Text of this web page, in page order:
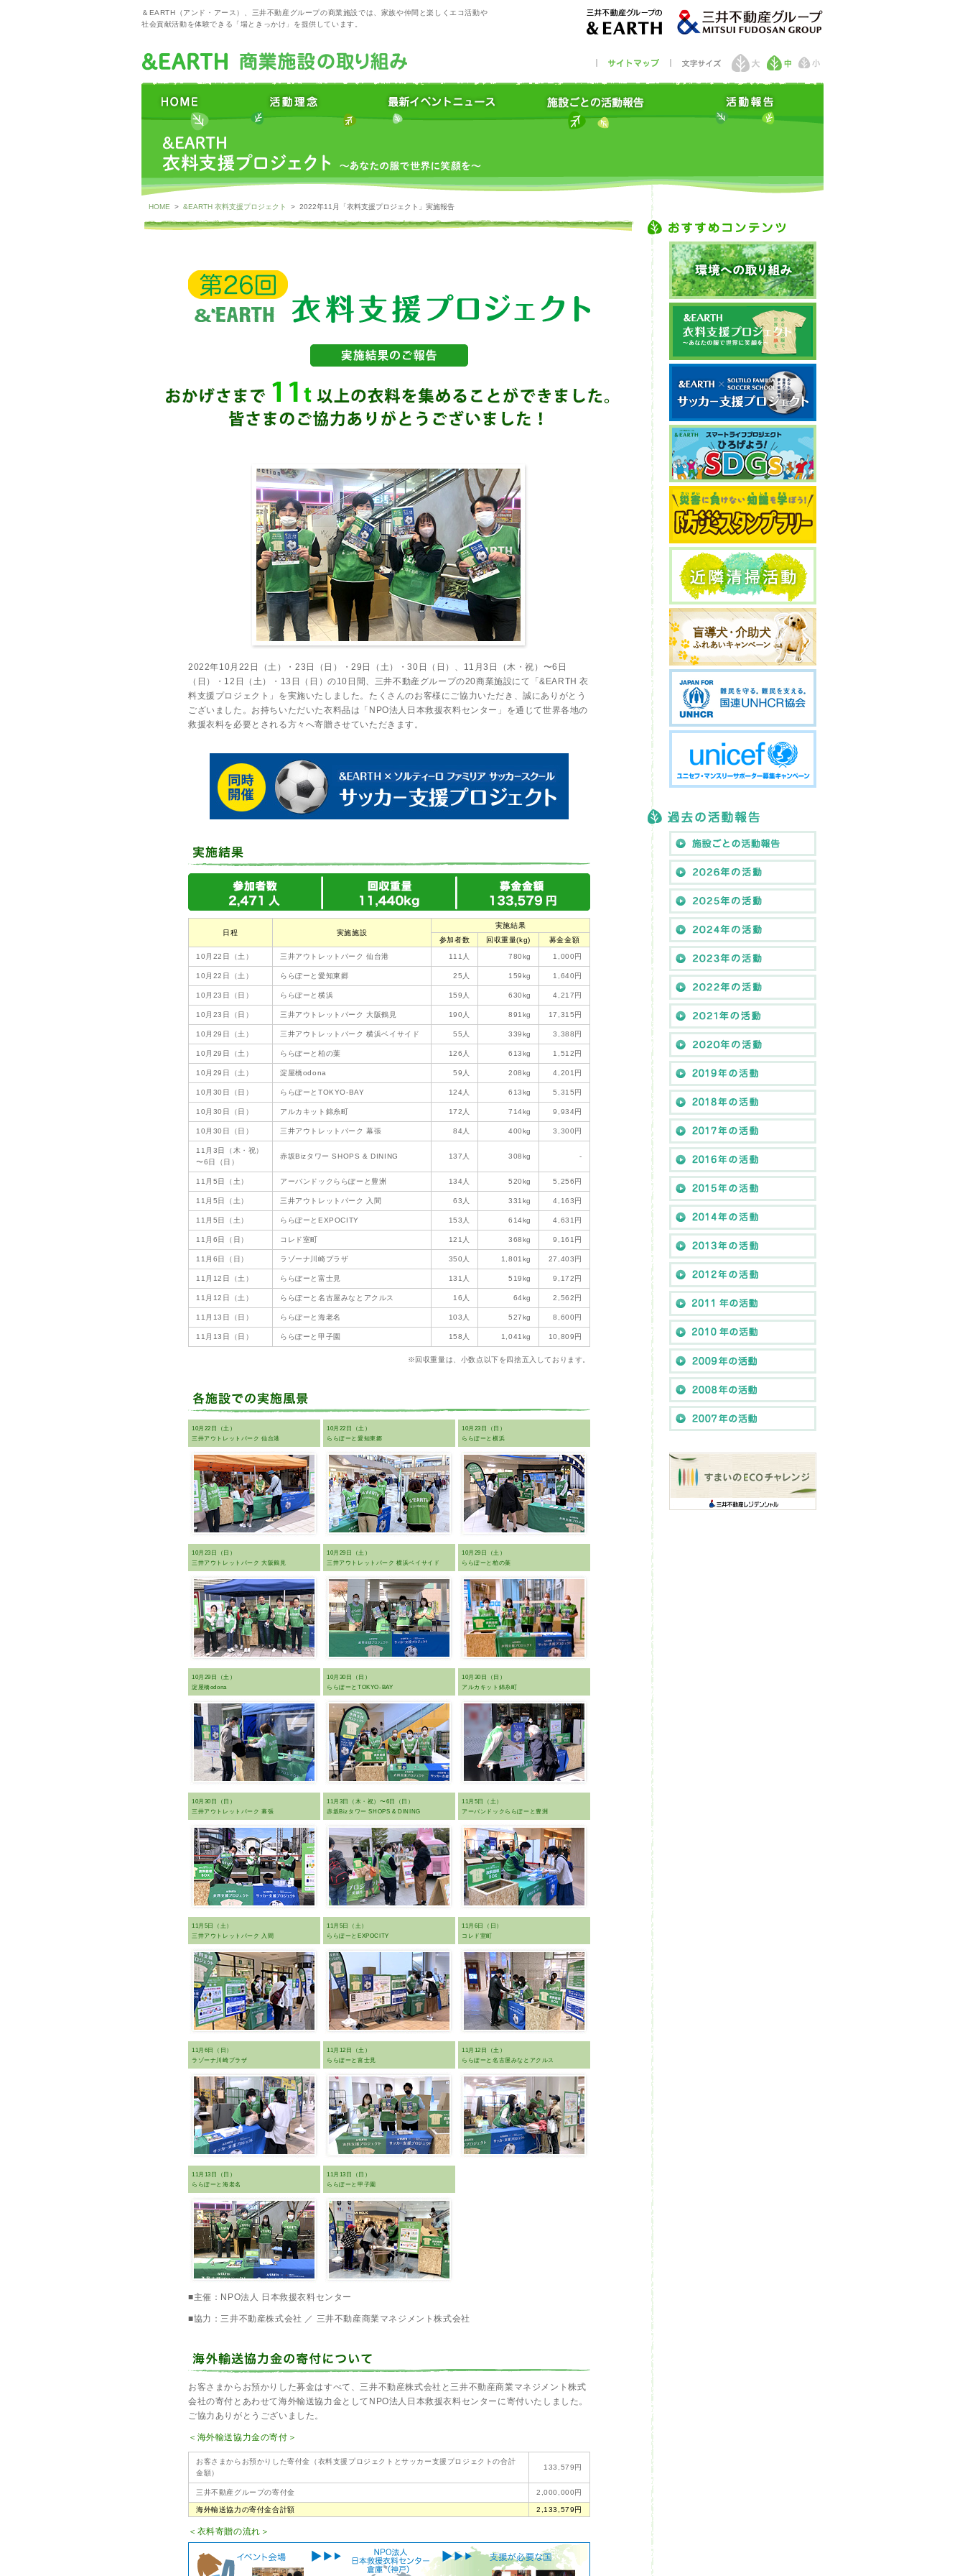
＆EARTH（アンド・アース）、三井不動産グループの商業施設では、家族や仲間と楽しくエコ活動や
社会貢献活動を体験できる「場ときっかけ」を提供しています。
HOME > &EARTH 衣料支援プロジェクト > 2022年11月「衣料支援プロジェクト」実施報告
2022年10月22日（土）・23日（日）・29日（土）・30日（日）、11月3日（木・祝）〜6日
（日）・12日（土）・13日（日）の10日間、三井不動産グループの20商業施設にて「&EARTH 衣
料支援プロジェクト」を実施いたしました。たくさんのお客様にご協力いただき、誠にありがとう
ございました。お持ちいただいた衣料品は「NPO法人日本救援衣料センター」を通じて世界各地の
救援衣料を必要とされる方々へ寄贈させていただきます。
日程 実施施設
実施結果
参加者数
回収重量(kg) 募金金額
10月22日（土） 三井アウトレットパーク 仙台港 111人 780kg 1,000円
10月22日（土） ららぽーと愛知東郷 25人 159kg 1,640円
10月23日（日） ららぽーと横浜 159人 630kg 4,217円
10月23日（日） 三井アウトレットパーク 大阪鶴見 190人 891kg 17,315円
10月29日（土） 三井アウトレットパーク 横浜ベイサイド 55人 339kg 3,388円
10月29日（土） ららぽーと柏の葉 126人 613kg 1,512円
10月29日（土） 淀屋橋odona 59人 208kg 4,201円
10月30日（日） ららぽーとTOKYO-BAY 124人 613kg 5,315円
10月30日（日） アルカキット錦糸町 172人 714kg 9,934円
10月30日（日） 三井アウトレットパーク 幕張 84人 400kg 3,300円
11月3日（木・祝）
〜6日（日）
赤坂Bizタワー SHOPS & DINING 137人 308kg -
11月5日（土） アーバンドックららぽーと豊洲 134人 520kg 5,256円
11月5日（土） 三井アウトレットパーク 入間 63人 331kg 4,163円
11月5日（土） ららぽーとEXPOCITY 153人 614kg 4,631円
11月6日（日） コレド室町 121人 368kg 9,161円
11月6日（日） ラゾーナ川崎プラザ 350人 1,801kg 27,403円
11月12日（土） ららぽーと富士見 131人 519kg 9,172円
11月12日（土） ららぽーと名古屋みなとアクルス 16人 64kg 2,562円
11月13日（日） ららぽーと海老名 103人 527kg 8,600円
11月13日（日） ららぽーと甲子園 158人 1,041kg 10,809円
※回収重量は、小数点以下を四捨五入しております。
10月22日（土）
三井アウトレットパーク 仙台港
10月22日（土）
ららぽーと愛知東郷
10月23日（日）
ららぽーと横浜
10月23日（日）
三井アウトレットパーク 大阪鶴見
10月29日（土）
三井アウトレットパーク 横浜ベイサイド
10月29日（土）
ららぽーと柏の葉
10月29日（土）
淀屋橋odona
10月30日（日）
ららぽーとTOKYO-BAY
10月30日（日）
アルカキット錦糸町
10月30日（日）
三井アウトレットパーク 幕張
11月3日（木・祝）〜6日（日）
赤坂Bizタワー SHOPS & DINING
11月5日（土）
アーバンドックららぽーと豊洲
11月5日（土）
三井アウトレットパーク 入間
11月5日（土）
ららぽーとEXPOCITY
11月6日（日）
コレド室町
11月6日（日）
ラゾーナ川崎プラザ
11月12日（土）
ららぽーと富士見
11月12日（土）
ららぽーと名古屋みなとアクルス
11月13日（日）
ららぽーと海老名
11月13日（日）
ららぽーと甲子園
■主催：NPO法人 日本救援衣料センター
■協力：三井不動産株式会社 ／ 三井不動産商業マネジメント株式会社
お客さまからお預かりした募金はすべて、三井不動産株式会社と三井不動産商業マネジメント株式
会社の寄付とあわせて海外輸送協力金としてNPO法人日本救援衣料センターに寄付いたしました。
ご協力ありがとうございました。
＜海外輸送協力金の寄付＞
お客さまからお預かりした寄付金（衣料支援プロジェクトとサッカー支援プロジェクトの合計
金額）
133,579円
三井不動産グループの寄付金 2,000,000円
海外輸送協力の寄付金合計額 2,133,579円
＜衣料寄贈の流れ＞